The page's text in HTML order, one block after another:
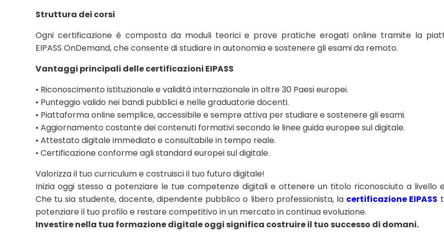
Struttura dei corsi
Ogni certificazione è composta da moduli teorici e prove pratiche erogati online tramite la
EIPASS OnDemand, che consente di studiare in autonomia e sostenere gli esami da remoto.
Vantaggi principali delle certificazioni EIPASS
• Riconoscimento istituzionale e validità internazionale in oltre 30 Paesi europei.
• Punteggio valido nei bandi pubblici e nelle graduatorie docenti.
• Piattaforma online semplice, accessibile e sempre attiva per studiare e sostenere gli esami.
• Aggiornamento costante dei contenuti formativi secondo le linee guida europee sul digitale.
• Attestato digitale immediato e consultabile in tempo reale.
• Certificazione conforme agli standard europei sul digitale.
Valorizza il tuo curriculum e costruisci il tuo futuro digitale!
Inizia oggi stesso a potenziare le tue competenze digitali e ottenere un titolo riconosciuto a livello
Che tu sia studente, docente, dipendente pubblico o libero professionista, la certificazione EIPASS
potenziare il tuo profilo e restare competitivo in un mercato in continua evoluzione.
Investire nella tua formazione digitale oggi significa costruire il tuo successo di domani.